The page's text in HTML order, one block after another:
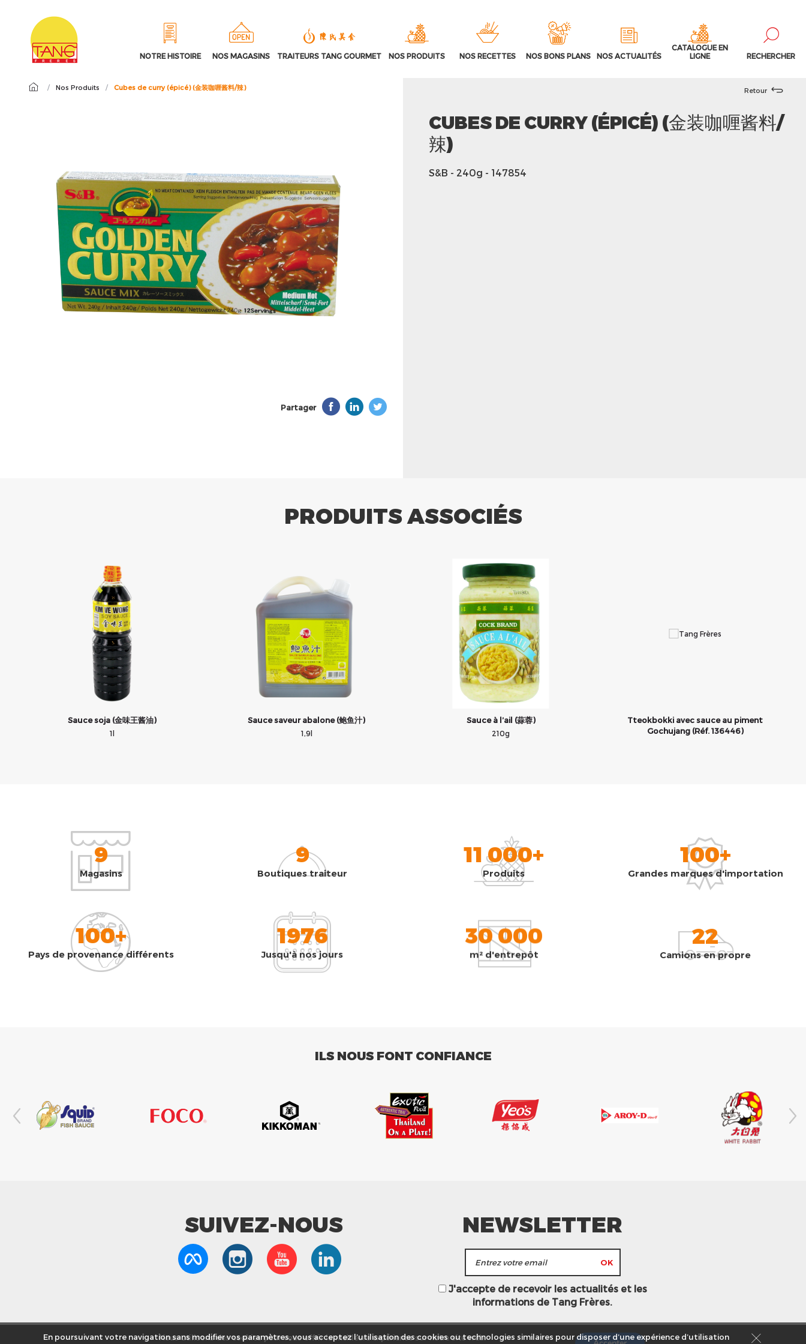
NOTRE HISTOIRE NOS MAGASINS TRAITEURS TANG GOURMET NOS PRODUITS NOS RECETTES NOS BONS PLANS NOS ACTUALITÉS
CATALOGUE EN
LIGNE
RECHERCHER
/ Nos Produits / Cubes de curry (épicé) (金装咖喱酱料/辣)
Partager
Retour
CUBES DE CURRY (ÉPICÉ) (金装咖喱酱料/
辣)
S&B - 240g - 147854
PRODUITS ASSOCIÉS
Sauce soja (金味王酱油)
1l
Sauce saveur abalone (鲍鱼汁)
1,9l
Sauce à l’ail (蒜蓉)
210g
Tteokbokki avec sauce au piment
Gochujang (Réf. 136446)
9
Magasins
9
Boutiques traiteur
11 000+
Produits
100+
Grandes marques d'importation
100+
Pays de provenance différents
1976
Jusqu'à nos jours
30 000
m² d'entrepôt
22
Camions en propre
ILS NOUS FONT CONFIANCE
SUIVEZ-NOUS NEWSLETTER
J'accepte de recevoir les actualités et les
informations de Tang Frères.
En poursuivant votre navigation sans modifier vos paramètres, vous acceptez l’utilisation des cookies ou technologies similaires pour disposer d’une expérience d’utilisation
Nous utilisons des cookies pour vous offrir la meilleure expérience sur notre site web.